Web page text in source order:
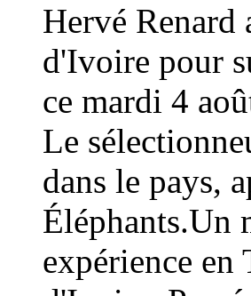
Hervé Renard
d'Ivoire pour
ce mardi 4
Le
dans le pays,
Éléphants.Un
expérience en